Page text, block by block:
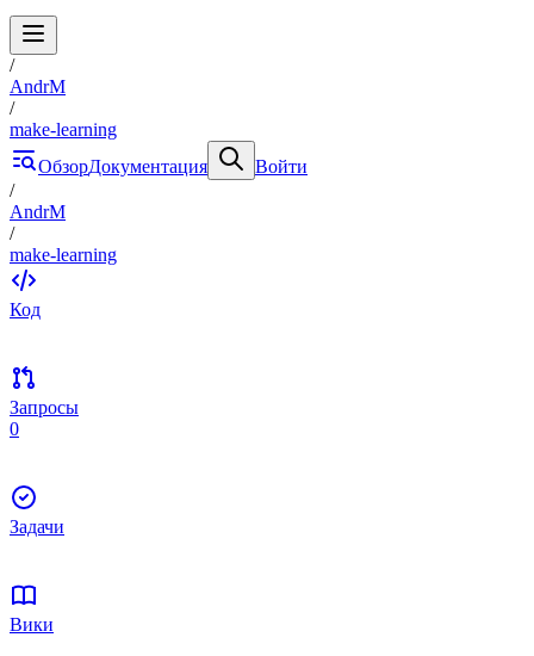
/
AndrM
/
make-learning
ОбзорДокументация
Войти
/
AndrM
/
make-learning
Код
Запросы
0
Задачи
Вики